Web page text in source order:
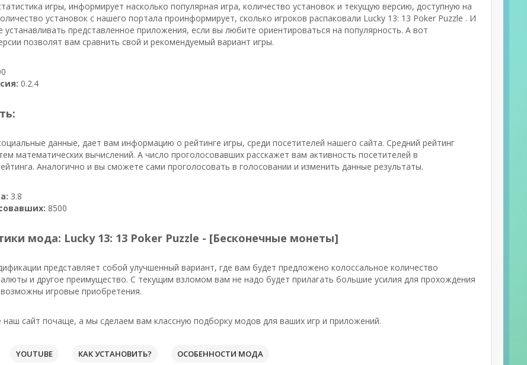
игры, информирует насколько популярная игра, количество установок и текущую версию, доступную на
установок с нашего портала проинформирует, сколько игроков распаковали Lucky 13: 13 Poker Puzzle . И
представленное приложения, если вы любите ориентироваться на популярность. А вот
позволят вам сравнить свой и рекомендуемый вариант игры.
0.2.4
данные, дает вам информацию о рейтинге игры, среди посетителей нашего сайта. Средний рейтинг
математических вычислений. А число проголосовавших расскажет вам активность посетителей в
Аналогично и вы сможете сами проголосовать в голосовании и изменить данные результаты.
3.8
8500
мода: Lucky 13: 13 Poker Puzzle - [Бесконечные монеты]
представляет собой улучшенный вариант, где вам будет предложено колоссальное количество
и другое преимущество. С текущим взломом вам не надо будет прилагать большие усилия для прохождения
игровые приобретения.
наш сайт почаще, а мы сделаем вам классную подборку модов для ваших игр и приложений.
YOUTUBE КАК УСТАНОВИТЬ? ОСОБЕННОСТИ МОДА